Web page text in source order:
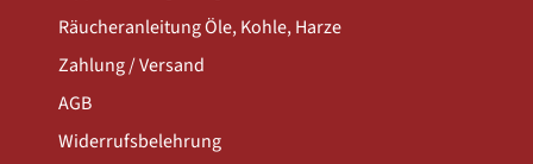
Räucheranleitung Öle, Kohle, Harze
Zahlung / Versand
AGB
Widerrufsbelehrung